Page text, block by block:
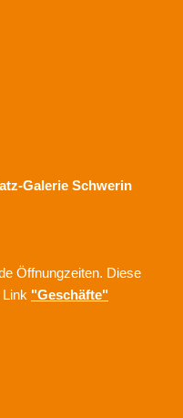
Galerie Schwerin
Öffnungzeiten. Diese
"Geschäfte"